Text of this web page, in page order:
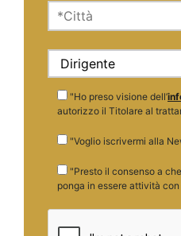
"Ho preso visione dell’
autorizzo il Titolare al
"Voglio iscrivermi alla
"Presto il consenso a
ponga in essere attività